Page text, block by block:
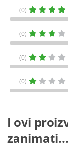
(0)
(0)
(0)
(0)
I ovi
zanimati...